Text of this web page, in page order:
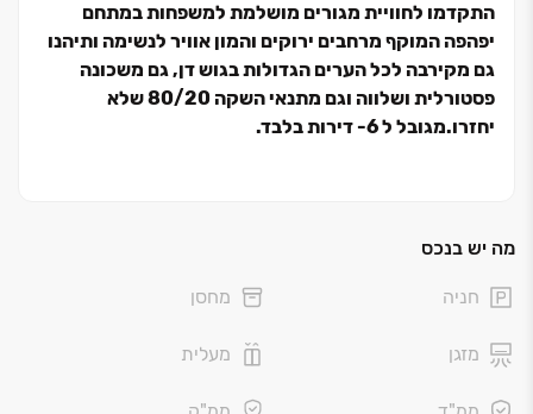
התקדמו לחוויית מגורים מושלמת למשפחות במתחם
יפהפה המוקף מרחבים ירוקים והמון אוויר לנשימה ותיהנו
גם מקירבה לכל הערים הגדולות בגוש דן, גם משכונה
פסטורלית ושלווה וגם מתנאי השקה ‏20/‏80 שלא
יחזרו.מגובל ל ‏6‏- דירות בלבד.
מרכזי ונגיש לשכונה שקטה מתוכננת היטב ומוקפת נופים
בניינים בני ‏21 קומות מוקפים גינות מטופחות. מיקומו של
מה יש בנכס
חניה מחסן
מזגן מעלית